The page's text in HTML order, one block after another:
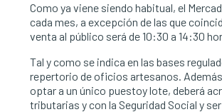
Como ya viene siendo habitual, el
cada mes, a excepción de las que
venta al público será de 10:30 a 14:30
Tal y como se indica en las bases
repertorio de oficios artesanos.
optar a un único puestoy lote, deberá
tributarias y con la Seguridad Social y